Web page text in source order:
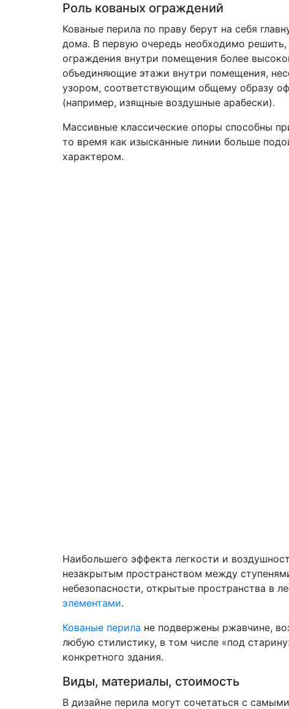
Роль кованых ограждений
Кованые перила по праву берут на себя
дома. В первую очередь необходимо
ограждения внутри помещения более
объединяющие этажи внутри помещения,
узором, соответствующим общему образу
(например, изящные воздушные арабески).
Массивные классические опоры способны
то время как изысканные линии больше
характером.
Наибольшего эффекта легкости и
незакрытым пространством между
небезопасности, открытые пространства в
элементами.
Кованые перила не подвержены ржавчине,
любую стилистику, в том числе «под
конкретного здания.
Виды, материалы, стоимость
В дизайне перила могут сочетаться с